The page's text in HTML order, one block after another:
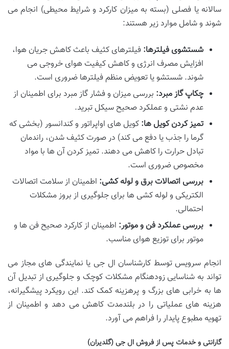
سالانه یا فصلی (بسته به میزان کارکرد و شرایط محیطی) انجام می
شوند و شامل موارد زیر هستند:
شستشوی فیلترها: فیلترهای کثیف باعث کاهش جریان هوا،
افزایش مصرف انرژی و کاهش کیفیت هوای خروجی می
شوند. شستشو یا تعویض منظم فیلترها ضروری است.
چکاپ گاز مبرد: بررسی میزان و فشار گاز مبرد برای اطمینان از
عدم نشتی و عملکرد صحیح سیکل تبرید.
تمیز کردن کویل ها: کویل های اواپراتور و کندانسور (بخشی که
گرما را جذب یا دفع می کند) در صورت کثیف شدن، راندمان
تبادل حرارت را کاهش می دهند. تمیز کردن آن ها با مواد
مخصوص ضروری است.
بررسی اتصالات برق و لوله کشی: اطمینان از سلامت اتصالات
الکتریکی و لوله کشی ها برای جلوگیری از بروز مشکلات
احتمالی.
بررسی عملکرد فن و موتور: اطمینان از کارکرد صحیح فن ها و
موتور برای توزیع هوای مناسب.
انجام سرویس توسط کارشناسان ال جی یا نمایندگی های مجاز می
تواند به شناسایی زودهنگام مشکلات کوچک و جلوگیری از تبدیل آن
ها به خرابی های بزرگ و پرهزینه کمک کند. این رویکرد پیشگیرانه،
هزینه های عملیاتی را در بلندمدت کاهش می دهد و اطمینان از
تهویه مطبوع پایدار را فراهم می آورد.
گارانتی و خدمات پس از فروش ال جی (گلدیران)